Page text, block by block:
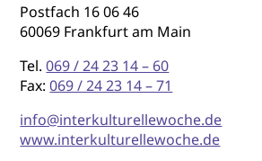
Postfach 16 06 46
60069 Frankfurt am Main
Tel.069 / 24 23 14 – 60
Fax:069 / 24 23 14 – 71
info@interkulturellewoche.de
www.interkulturellewoche.de